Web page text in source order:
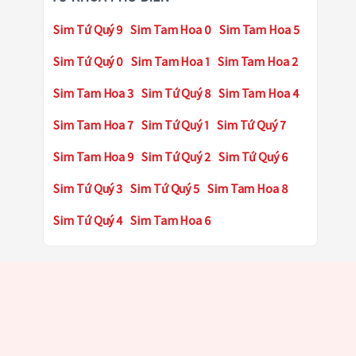
Sim Tứ Quý 9 Sim Tam Hoa 0 Sim Tam Hoa 5
Sim Tứ Quý 0 Sim Tam Hoa 1 Sim Tam Hoa 2
Sim Tam Hoa 3 Sim Tứ Quý 8 Sim Tam Hoa 4
Sim Tam Hoa 7 Sim Tứ Quý 1 Sim Tứ Quý 7
Sim Tam Hoa 9 Sim Tứ Quý 2 Sim Tứ Quý 6
Sim Tứ Quý 3 Sim Tứ Quý 5 Sim Tam Hoa 8
Sim Tứ Quý 4 Sim Tam Hoa 6